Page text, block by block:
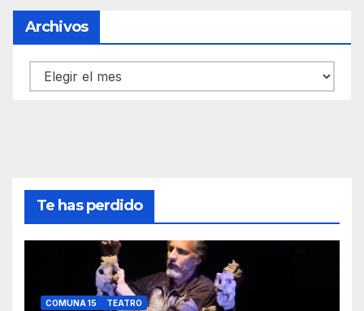
Archivos
Archivos
Te has perdido
COMUNA 15 TEATRO